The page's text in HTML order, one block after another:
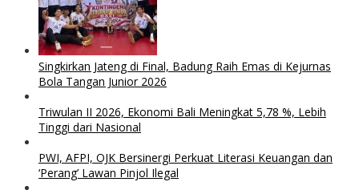
Singkirkan Jateng di Final, Badung Raih Emas di Kejurnas
Bola Tangan Junior 2026
Triwulan II 2026, Ekonomi Bali Meningkat 5,78 %, Lebih
Tinggi dari Nasional
PWI, AFPI, OJK Bersinergi Perkuat Literasi Keuangan dan
‘Perang’ Lawan Pinjol Ilegal